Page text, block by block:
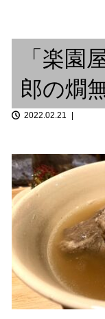
んと。
打の五、兼、居
台しかない楽器
「楽園
郎の燗
2022.02.21